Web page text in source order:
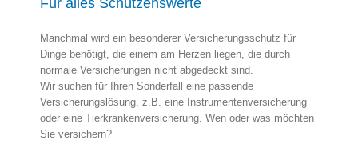
Für alles Schützenswerte
Manchmal wird ein besonderer Versicherungsschutz für
Dinge benötigt, die einem am Herzen liegen, die durch
normale Versicherungen nicht abgedeckt sind.
Wir suchen für Ihren Sonderfall eine passende
Versicherungslösung, z.B. eine Instrumentenversicherung
oder eine Tierkrankenversicherung. Wen oder was möchten
Sie versichern?